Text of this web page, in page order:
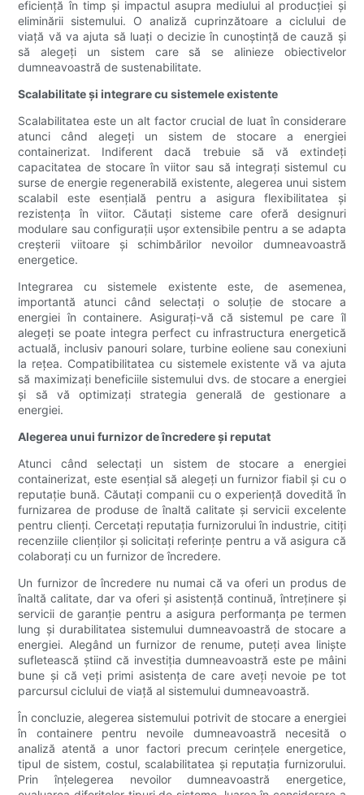
eficiență în timp și impactul asupra mediului al producției și
eliminării sistemului. O analiză cuprinzătoare a ciclului de
viață vă va ajuta să luați o decizie în cunoștință de cauză și
să alegeți un sistem care să se alinieze obiectivelor
dumneavoastră de sustenabilitate.
Scalabilitate și integrare cu sistemele existente
Scalabilitatea este un alt factor crucial de luat în considerare
atunci când alegeți un sistem de stocare a energiei
containerizat. Indiferent dacă trebuie să vă extindeți
capacitatea de stocare în viitor sau să integrați sistemul cu
surse de energie regenerabilă existente, alegerea unui sistem
scalabil este esențială pentru a asigura flexibilitatea și
rezistența în viitor. Căutați sisteme care oferă designuri
modulare sau configurații ușor extensibile pentru a se adapta
creșterii viitoare și schimbărilor nevoilor dumneavoastră
energetice.
Integrarea cu sistemele existente este, de asemenea,
importantă atunci când selectați o soluție de stocare a
energiei în containere. Asigurați-vă că sistemul pe care îl
alegeți se poate integra perfect cu infrastructura energetică
actuală, inclusiv panouri solare, turbine eoliene sau conexiuni
la rețea. Compatibilitatea cu sistemele existente vă va ajuta
să maximizați beneficiile sistemului dvs. de stocare a energiei
și să vă optimizați strategia generală de gestionare a
energiei.
Alegerea unui furnizor de încredere și reputat
Atunci când selectați un sistem de stocare a energiei
containerizat, este esențial să alegeți un furnizor fiabil și cu o
reputație bună. Căutați companii cu o experiență dovedită în
furnizarea de produse de înaltă calitate și servicii excelente
pentru clienți. Cercetați reputația furnizorului în industrie, citiți
recenziile clienților și solicitați referințe pentru a vă asigura că
colaborați cu un furnizor de încredere.
Un furnizor de încredere nu numai că va oferi un produs de
înaltă calitate, dar va oferi și asistență continuă, întreținere și
servicii de garanție pentru a asigura performanța pe termen
lung și durabilitatea sistemului dumneavoastră de stocare a
energiei. Alegând un furnizor de renume, puteți avea liniște
sufletească știind că investiția dumneavoastră este pe mâini
bune și că veți primi asistența de care aveți nevoie pe tot
parcursul ciclului de viață al sistemului dumneavoastră.
În concluzie, alegerea sistemului potrivit de stocare a energiei
în containere pentru nevoile dumneavoastră necesită o
analiză atentă a unor factori precum cerințele energetice,
tipul de sistem, costul, scalabilitatea și reputația furnizorului.
Prin înțelegerea nevoilor dumneavoastră energetice,